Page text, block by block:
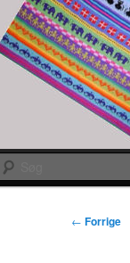
← Forrige